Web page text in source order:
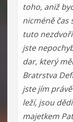
toho, aniž
nicméně čas
tuto
jste
dar, který
Bratrstva
jste jím
leží, jsou
majetkem